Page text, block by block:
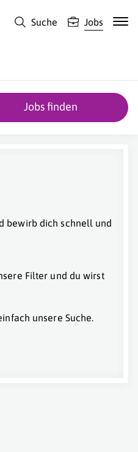
Suche Jobs
Jobs finden
bewirb dich schnell und
Filter und du wirst
unsere Suche.